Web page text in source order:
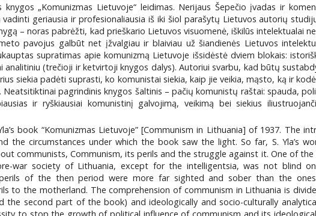
„Komunizmas Lietuvoje“ leidimas. Nerijaus Šepečio įvadas ir
vadinti geriausia ir profesionaliausia iš iki šiol parašytų Lietuvos autorių
– noras pabrėžti, kad prieškario Lietuvos visuomenė, iškilūs intelektualai
pavojus galbūt net įžvalgiau ir blaiviau už šiandienės Lietuvos
supratimas apie komunizmą Lietuvoje išsidėstė dviem blokais:
analitiniu (trečioji ir ketvirtoji knygos dalys). Autoriui svarbu, kad būtų
siekia padėti suprasti, ko komunistai siekia, kaip jie veikia, mąsto, ką ir
pagrindinis knygos šaltinis – pačių komunistų raštai: spauda,
ir ryškiausiai komunistinį galvojimą, veikimą bei siekius
book “Komunizmas Lietuvoje” [Communism in Lithuania] of 1937. The
the circumstances under which the book saw the light. So far, S. Yla’s
communists, Communism, its perils and the struggle against it. One of
war society of Lithuania, except for the intelligentsia, was not blind
of the then period were more far sighted and sober than the
to the motherland. The comprehension of communism in Lithuania is
the second part of the book) and ideologically and socio-culturally